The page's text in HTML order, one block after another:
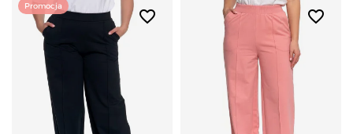
Promocja
favorite_border favorite_border